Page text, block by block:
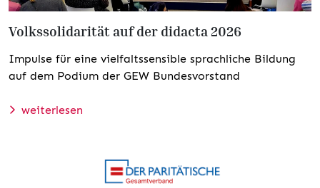
Volkssolidarität auf der didacta 2026
Impulse für eine vielfaltssensible sprachliche Bildung
auf dem Podium der GEW Bundesvorstand
weiterlesen